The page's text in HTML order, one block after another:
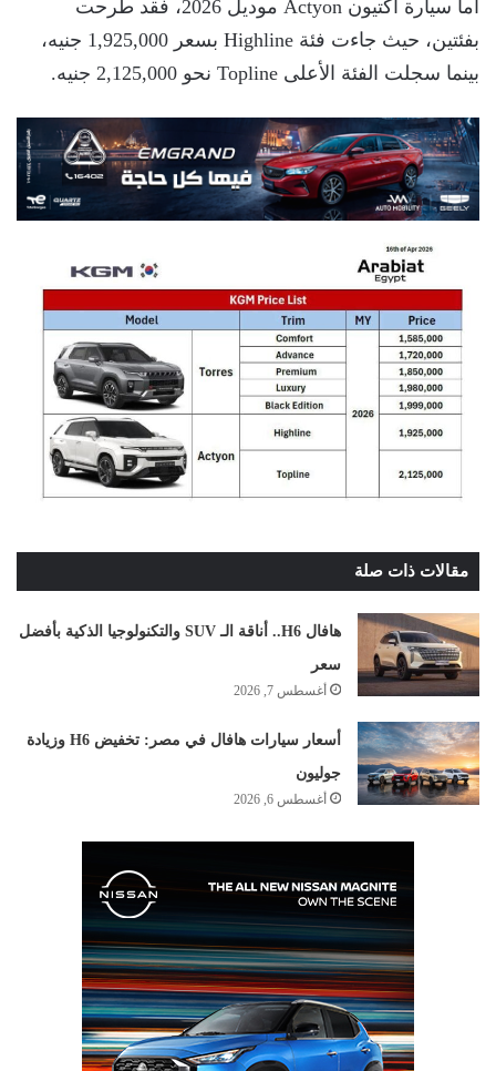
أما سيارة أكتيون Actyon موديل 2026، فقد طُرحت
بفئتين، حيث جاءت فئة Highline بسعر 1,925,000 جنيه،
بينما سجلت الفئة الأعلى Topline نحو 2,125,000 جنيه.
مقالات ذات صلة
هافال H6.. أناقة الـ SUV والتكنولوجيا الذكية بأفضل
سعر
أغسطس 7, 2026
أسعار سيارات هافال في مصر: تخفيض H6 وزيادة
جوليون
أغسطس 6, 2026